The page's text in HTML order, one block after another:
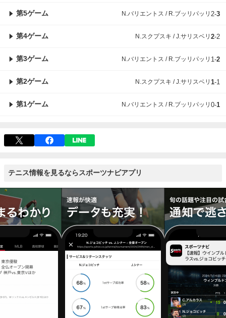
第5ゲーム N.バリエントス / R.ブッリパッリ 2-3
第4ゲーム N.スクプスキ / J.サリスベリ 2-2
第3ゲーム N.バリエントス / R.ブッリパッリ 1-2
第2ゲーム N.スクプスキ / J.サリスベリ 1-1
第1ゲーム N.バリエントス / R.ブッリパッリ 0-1
テニス情報を見るならスポーツナビアプリ